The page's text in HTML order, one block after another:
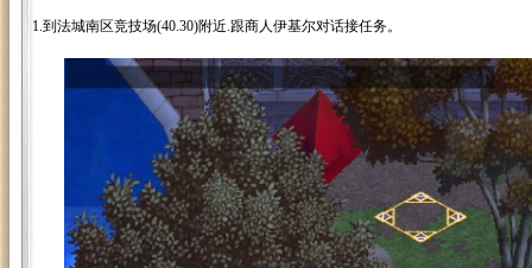
1.到法城南区竞技场(40.30)附近.跟商人伊基尔对话接任务。